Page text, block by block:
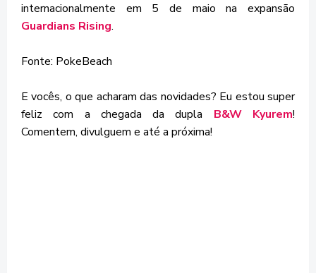
internacionalmente em 5 de maio na expansão
Guardians Rising.
Fonte: PokeBeach
E vocês, o que acharam das novidades? Eu estou super
feliz com a chegada da dupla B&W Kyurem!
Comentem, divulguem e até a próxima!